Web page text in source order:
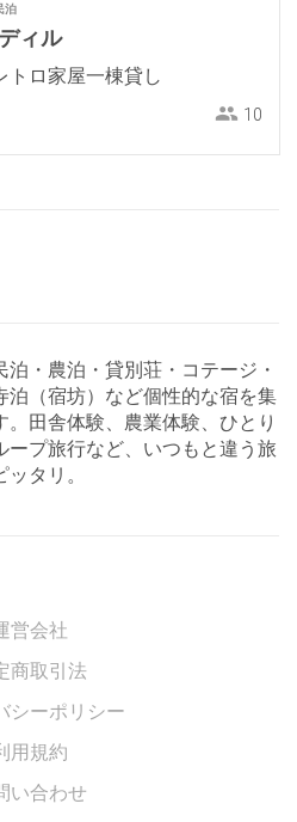
泊
ィル
トロ家屋一棟貸し
10
泊・農泊・貸別荘・コテージ・
泊（宿坊）など個性的な宿を集
田舎体験、農業体験、ひとり
ープ旅行など、いつもと違う旅
タリ。
営会社
商取引法
シーポリシー
用規約
い合わせ